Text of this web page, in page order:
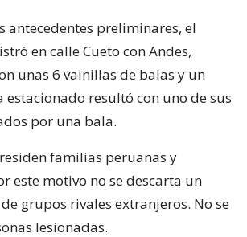
antecedentes preliminares, el
en calle Cueto con Andes,
unas 6 vainillas de balas y un
estacionado resultó con uno de sus
por una bala.
familias peruanas y
este motivo no se descarta un
grupos rivales extranjeros. No se
lesionadas.